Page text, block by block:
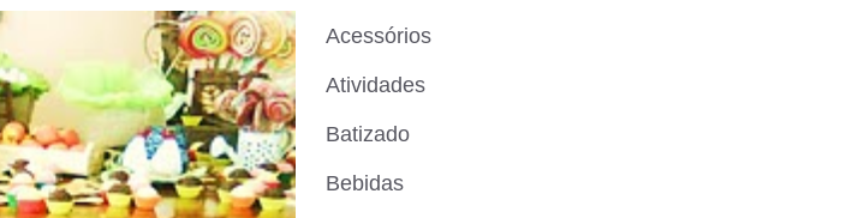
Acessórios
Atividades
Batizado
Bebidas